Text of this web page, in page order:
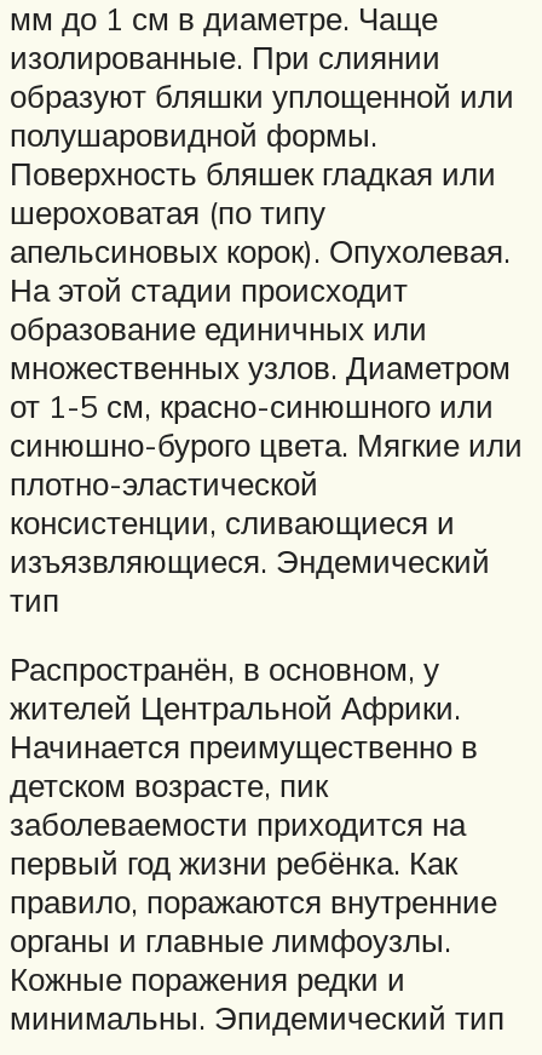
мм до 1 см в диаметре. Чаще
изолированные. При слиянии
образуют бляшки уплощенной или
полушаровидной формы.
Поверхность бляшек гладкая или
шероховатая (по типу
апельсиновых корок). Опухолевая.
На этой стадии происходит
образование единичных или
множественных узлов. Диаметром
от 1-5 см, красно-синюшного или
синюшно-бурого цвета. Мягкие или
плотно-эластической
консистенции, сливающиеся и
изъязвляющиеся. Эндемический
тип
Распространён, в основном, у
жителей Центральной Африки.
Начинается преимущественно в
детском возрасте, пик
заболеваемости приходится на
первый год жизни ребёнка. Как
правило, поражаются внутренние
органы и главные лимфоузлы.
Кожные поражения редки и
минимальны. Эпидемический тип